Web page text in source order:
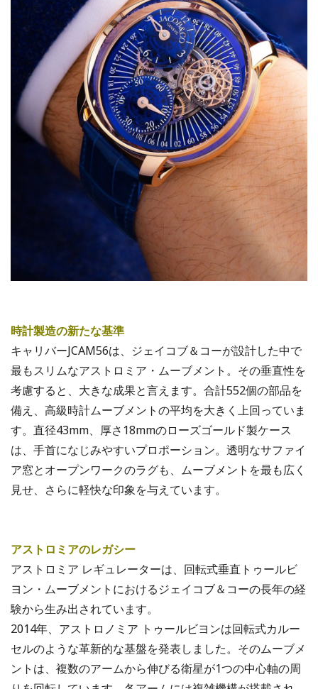
時計製造の新たな基準
キャリバーJCAM56は、ジェイコブ＆コーが設計した中で
最もスリムなアストロミア・ムーブメント。その垂直性を
考慮すると、大きな成果と言えます。合計552個の部品を
備え、高級時計ムーブメントの平均を大きく上回っていま
す。直径43mm、厚さ18mmのローズゴールド製ケース
は、手首になじみやすいプロポーション。透明なサファイ
ア窓とオープンワークのラグも、ムーブメントを最も広く
見せ、さらに軽快な印象を与えています。
アストロミアのレガシー
アストロミア レギュレーターは、回転式垂直トゥールビ
ヨン・ムーブメントにおけるジェイコブ＆コーの長年の経
験から生み出されています。
2014年、アストロノミア トゥールビヨンは回転式カルー
セルのような革新的な基盤を発表しました。そのムーブメ
ントは、複数のアームから伸びる衛星が1つの中心軸の周